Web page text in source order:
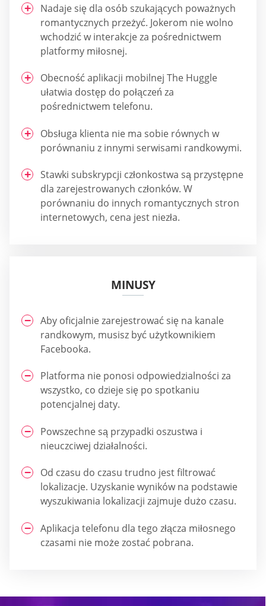
Nadaje się dla osób szukających poważnych
romantycznych przeżyć. Jokerom nie wolno
wchodzić w interakcje za pośrednictwem
platformy miłosnej.
Obecność aplikacji mobilnej The Huggle
ułatwia dostęp do połączeń za
pośrednictwem telefonu.
Obsługa klienta nie ma sobie równych w
porównaniu z innymi serwisami randkowymi.
Stawki subskrypcji członkostwa są przystępne
dla zarejestrowanych członków. W
porównaniu do innych romantycznych stron
internetowych, cena jest niezła.
MINUSY
Aby oficjalnie zarejestrować się na kanale
randkowym, musisz być użytkownikiem
Facebooka.
Platforma nie ponosi odpowiedzialności za
wszystko, co dzieje się po spotkaniu
potencjalnej daty.
Powszechne są przypadki oszustwa i
nieuczciwej działalności.
Od czasu do czasu trudno jest filtrować
lokalizacje. Uzyskanie wyników na podstawie
wyszukiwania lokalizacji zajmuje dużo czasu.
Aplikacja telefonu dla tego złącza miłosnego
czasami nie może zostać pobrana.